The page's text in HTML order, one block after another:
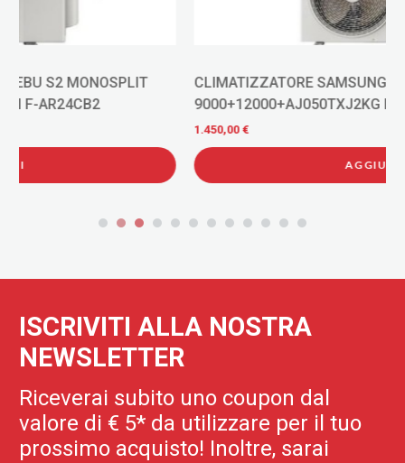
CLIMATIZZATORE SAMSUNG CEBU S2 DUALSPLIT
9000+12000+AJ050TXJ2KG INVERTER R-32 WI-FI
AGGIUNGI
ISCRIVITI ALLA NOSTRA
NEWSLETTER
Riceverai subito uno coupon dal
valore di € 5* da utilizzare per il tuo
prossimo acquisto! Inoltre, sarai